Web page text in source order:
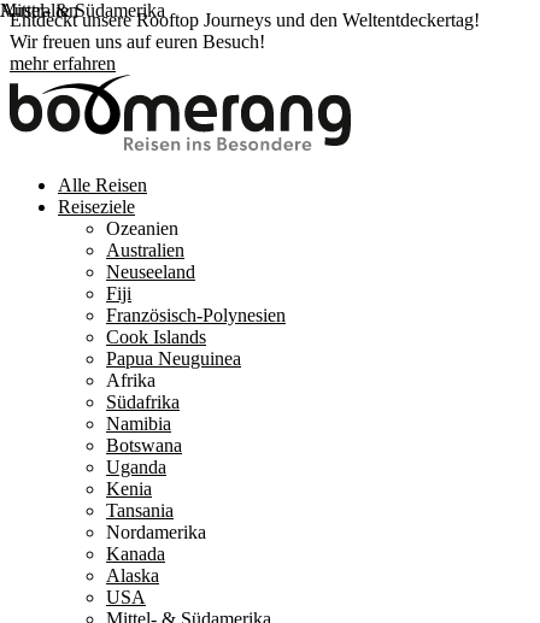
Entdeckt unsere Rooftop Journeys und den Weltentdeckertag!
Wir freuen uns auf euren Besuch!
mehr erfahren
Alle Reisen
Reiseziele
Ozeanien
Australien
Neuseeland
Fiji
Französisch-Polynesien
Cook Islands
Papua Neuguinea
Afrika
Südafrika
Namibia
Botswana
Uganda
Kenia
Tansania
Nordamerika
Kanada
Alaska
USA
Mittel- & Südamerika
Mittel- & Südamerika
Australien